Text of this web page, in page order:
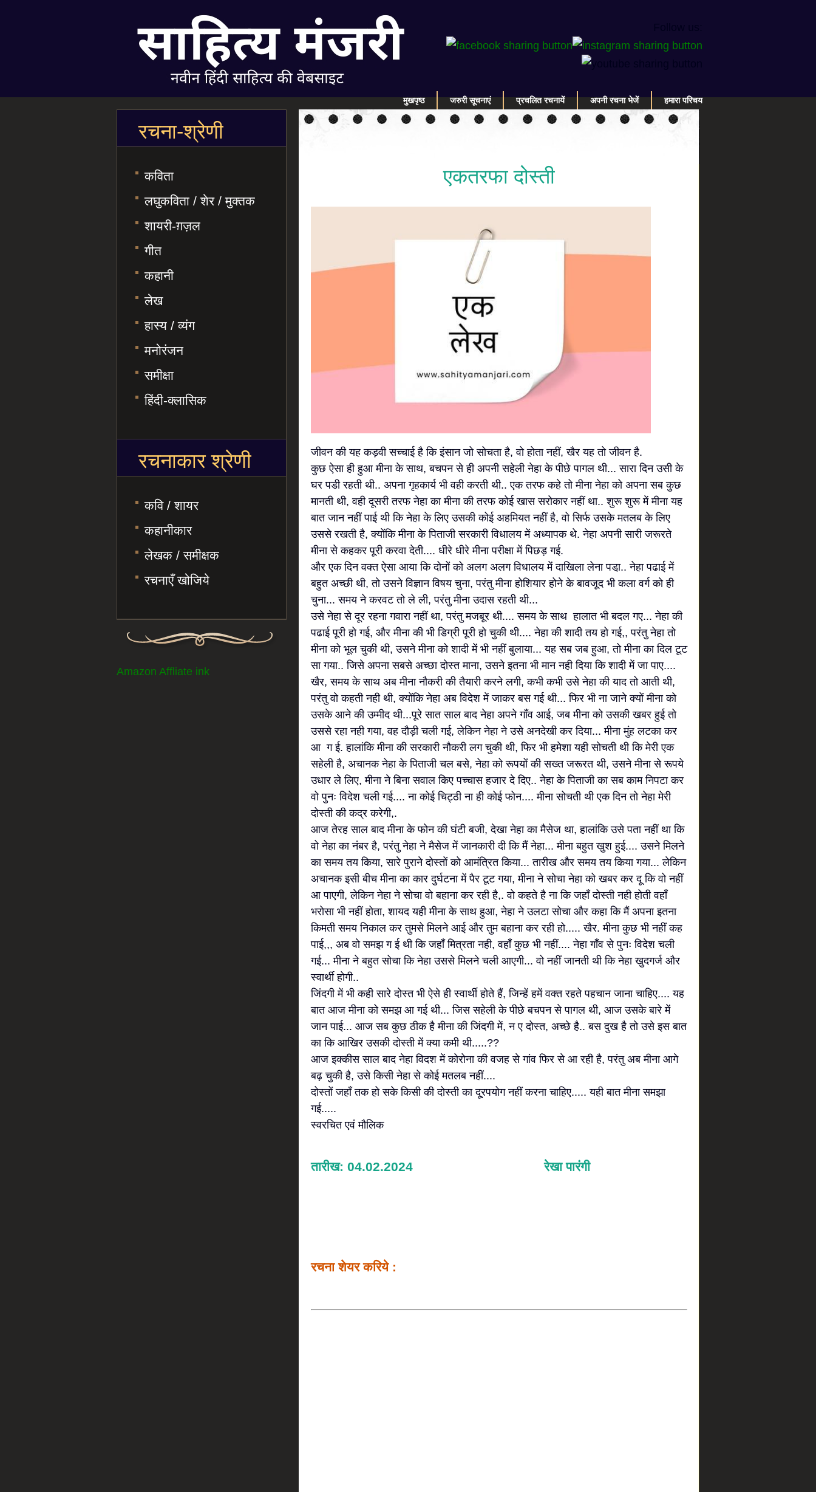
मुखपृष्ठ जरुरी सूचनाएं प्रचलित रचनायें अपनी रचना भेजें हमारा परिचय
एकतरफा दोस्ती
जीवन की यह कड़वी सच्चाई है कि इंसान जो सोचता है, वो होता नहीं, खैर यह तो जीवन है.
कुछ ऐसा ही हुआ मीना के साथ, बचपन से ही अपनी सहेली नेहा के पीछे पागल थी... सारा दिन उसी के
घर पडी रहती थी.. अपना गृहकार्य भी वही करती थी.. एक तरफ कहे तो मीना नेहा को अपना सब कुछ
मानती थी, वही दूसरी तरफ नेहा का मीना की तरफ कोई खास सरोकार नहीं था.. शुरू शुरू में मीना यह
बात जान नहीं पाई थी कि नेहा के लिए उसकी कोई अहमियत नहीं है, वो सिर्फ उसके मतलब के लिए
उससे रखती है, क्योंकि मीना के पिताजी सरकारी विधालय में अध्यापक थे. नेहा अपनी सारी जरूरते
मीना से कहकर पूरी करवा देती.... धीरे धीरे मीना परीक्षा में पिछड़ गई.
और एक दिन वक्त ऐसा आया कि दोनों को अलग अलग विधालय में दाखिला लेना पडा़.. नेहा पढाई में
बहुत अच्छी थी, तो उसने विज्ञान विषय चुना, परंतु मीना होशियार होने के बावजूद भी कला वर्ग को ही
चुना... समय ने करवट तो ले ली, परंतु मीना उदास रहती थी...
उसे नेहा से दूर रहना गवारा नहीं था, परंतु मजबूर थी.... समय के साथ हालात भी बदल गए... नेहा की
पढाई पूरी हो गई, और मीना की भी डिग्री पूरी हो चुकी थी.... नेहा की शादी तय हो गई,, परंतु नेहा तो
मीना को भूल चुकी थी, उसने मीना को शादी में भी नहीं बुलाया... यह सब जब हुआ, तो मीना का दिल टूट
सा गया.. जिसे अपना सबसे अच्छा दोस्त माना, उसने इतना भी मान नही दिया कि शादी में जा पाए....
खैर, समय के साथ अब मीना नौकरी की तैयारी करने लगी, कभी कभी उसे नेहा की याद तो आती थी,
परंतु वो कहती नही थी, क्योंकि नेहा अब विदेश में जाकर बस गई थी... फिर भी ना जाने क्यों मीना को
उसके आने की उम्मीद थी...पूरे सात साल बाद नेहा अपने गाँव आई, जब मीना को उसकी खबर हुई तो
उससे रहा नही गया, वह दौड़ी चली गई, लेकिन नेहा ने उसे अनदेखी कर दिया... मीना मुंह लटका कर
आ ग ई. हालांकि मीना की सरकारी नौकरी लग चुकी थी, फिर भी हमेशा यही सोचती थी कि मेरी एक
सहेली है, अचानक नेहा के पिताजी चल बसे, नेहा को रूपयों की सख्त जरूरत थी, उसने मीना से रूपये
उधार ले लिए, मीना ने बिना सवाल किए पच्चास हजार दे दिए.. नेहा के पिताजी का सब काम निपटा कर
वो पुनः विदेश चली गई.... ना कोई चिट्ठी ना ही कोई फोन.... मीना सोचती थी एक दिन तो नेहा मेरी
दोस्ती की कद्र करेगी,.
आज तेरह साल बाद मीना के फोन की घंटी बजी, देखा नेहा का मैसेज था, हालांकि उसे पता नहीं था कि
वो नेहा का नंबर है, परंतु नेहा ने मैसेज में जानकारी दी कि मैं नेहा... मीना बहुत खुश हुई.... उसने मिलने
का समय तय किया, सारे पुराने दोस्तों को आमंत्रित किया... तारीख और समय तय किया गया... लेकिन
अचानक इसी बीच मीना का कार दुर्घटना में पैर टूट गया, मीना ने सोचा नेहा को खबर कर दू कि वो नहीं
आ पाएगी, लेकिन नेहा ने सोचा वो बहाना कर रही है,. वो कहते है ना कि जहाँ दोस्ती नही होती वहाँ
भरोसा भी नहीं होता, शायद यही मीना के साथ हुआ, नेहा ने उलटा सोचा और कहा कि मैं अपना इतना
किमती समय निकाल कर तुमसे मिलने आई और तुम बहाना कर रही हो..... खैर. मीना कुछ भी नहीं कह
पाई,,, अब वो समझ ग ई थी कि जहाँ मित्रता नही, वहाँ कुछ भी नहीं.... नेहा गाँव से पुनः विदेश चली
गई... मीना ने बहुत सोचा कि नेहा उससे मिलने चली आएगी... वो नहीं जानती थी कि नेहा खुदगर्ज और
स्वार्थी होगी..
जिंदगी में भी कही सारे दोस्त भी ऐसे ही स्वार्थी होते हैं, जिन्हें हमें वक्त रहते पहचान जाना चाहिए.... यह
बात आज मीना को समझ आ गई थी... जिस सहेली के पीछे बचपन से पागल थी, आज उसके बारे में
जान पाई... आज सब कुछ ठीक है मीना की जिंदगी में, न ए दोस्त, अच्छे है.. बस दुख है तो उसे इस बात
का कि आखिर उसकी दोस्ती में क्या कमी थी.....??
आज इक्कीस साल बाद नेहा विदश में कोरोना की वजह से गांव फिर से आ रही है, परंतु अब मीना आगे
बढ़ चुकी है, उसे किसी नेहा से कोई मतलब नहीं....
दोस्तों जहाँ तक हो सके किसी की दोस्ती का दू्रपयोग नहीं करना चाहिए..... यही बात मीना समझा
गई.....
स्वरचित एवं मौलिक
तारीख: 04.02.2024 रेखा पारंगी
रचना शेयर करिये :
रचना-श्रेणी
कविता
लघुकविता / शेर / मुक्तक
शायरी-ग़ज़ल
गीत
कहानी
लेख
हास्य / व्यंग
मनोरंजन
समीक्षा
हिंदी-क्लासिक
रचनाकार श्रेणी
कवि / शायर
कहानीकार
लेखक / समीक्षक
रचनाएँ खोजिये
Amazon Affliate ink